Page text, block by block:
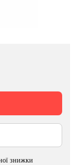
знижки